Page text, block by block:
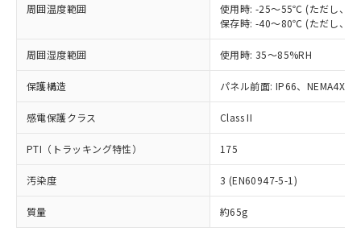
周囲温度範囲
使用時: -25～55℃ (ただし、氷
保存時: -40～80℃ (ただし、氷
周囲湿度範囲 使用時: 35～85%RH
保護構造 パネル前面: IP66、NEMA4X,
感電保護クラス Class II
PTI（トラッキング特性） 175
汚染度 3 (EN60947-5-1)
質量 約65g
様のお取引先、またはお客様担当のオ
ムロン制御機器販売店・当社販売員に
オムロン制御機器販売店や当社販売拠
販売ネットワーク
」をご確認
在庫状況および標準価格結果を当社の
事前の承諾なく第三者に漏洩または開
示しないようお願いします。
マイパーツ機能（部品リスト作成サー
ビス）をご利用いただくには、I-Web
メンバーズにご登録されている必要が
ルベンジル（BBP） 1000ppm以下、フタル酸ジブチル
（DBP） 1000ppm以下、フタル酸ジイソブチル
適用除外項目は除く。
フタル酸エステル類の４物質については閾値を超える意
図的な使用がないことを確認しています。
部品在庫の切り替え状況などにより、予定
月が前後することがあります。
DBP(フタル酸ジブチル) : 1000ppm、 DIBP(フタル酸ジ
イソブチル) : 1000ppm、 BBP(フタル酸ブチルベンジ
DEHP(フタル酸ビス(2-エチルヘキシル)) : 1000ppm
※2 環境保護使用期限
「ｅ」：有害物質（10物質）のすべてが基
準値以下であることを示します。
「10」：通常の使用状況下において有害物
質が外部に漏えいし、環境に深刻な影響を
及ぼさない年数を意味します。
「－」：未確認です。当社販売部門へお問
い合わせください。
全に破砕するなど、違法に輸出されな
いよう必要な手段を講じます。
当社は貴社製品を、核兵器、ミサイ
ル、化学兵器、生物兵器またはその他
武器並びにこれらの製造装置等に一切
当社は、貴社製品を第三者に販売する
場合は、上記1、2および3の内容を当
該第三者に通知します。また当社は、
販売先および販売に係わる関係者が違
法に輸出するおそれがある場合は、取
り引きをいたしません。
一定数には満たないが在庫あり
在庫なし(最新の在庫状況につ
いては、お客様のお取引先、ま
たはお客様担当のオムロン制御
機器販売店・当社販売員にご確
受注生産機種、また在庫状況の
情報を公開していない機種